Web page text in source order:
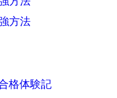
方法
格体験記